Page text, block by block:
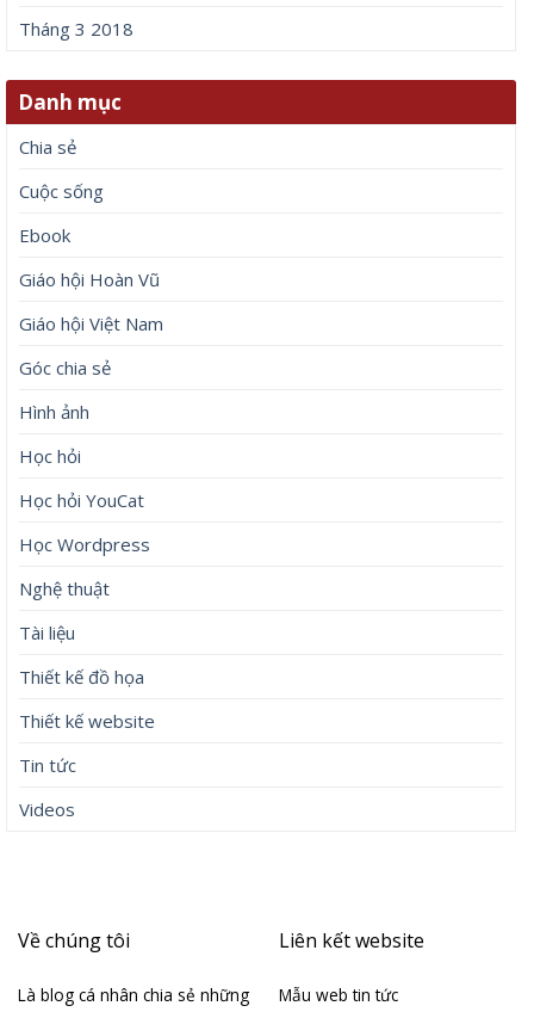
Tháng 3 2018
Danh mục
Chia sẻ
Cuộc sống
Ebook
Giáo hội Hoàn Vũ
Giáo hội Việt Nam
Góc chia sẻ
Hình ảnh
Học hỏi
Học hỏi YouCat
Học Wordpress
Nghệ thuật
Tài liệu
Thiết kế đồ họa
Thiết kế website
Tin tức
Videos
Về chúng tôi
Là blog cá nhân chia sẻ những
Liên kết website
Mẫu web tin tức